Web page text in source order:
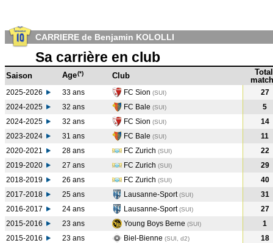
CARRIERE de Benjamin KOLOLLI
Sa carrière en club
Saison Age(*) Club
Total
2025-2026 33 ans FC Sion (SUI)
27
2024-2025
32 ans FC Bale (SUI)
5
2024-2025
32 ans FC Sion (SUI)
14
2023-2024
31 ans FC Bale (SUI)
11
2020-2021
28 ans FC Zurich (SUI)
22
2019-2020
27 ans FC Zurich (SUI)
29
2018-2019
26 ans FC Zurich (SUI)
40
2017-2018
25 ans Lausanne-Sport(SUI)
31
2016-2017
24 ans Lausanne-Sport(SUI)
27
2015-2016
23 ans Young Boys Berne (SUI)
1
2015-2016
23 ans Biel-Bienne (SUI, d2)
18